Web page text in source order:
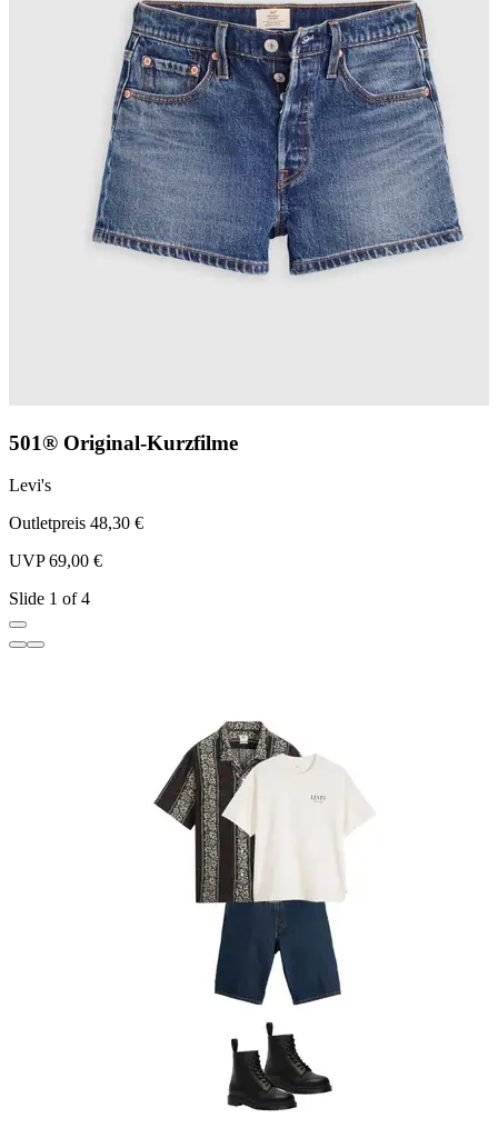
501® Original-Kurzfilme
Levi's
Outletpreis 48,30 €
UVP 69,00 €
Slide 1 of 4